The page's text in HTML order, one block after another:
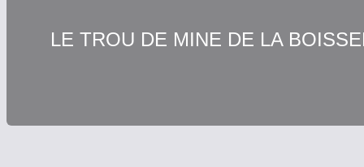
LE TROU DE MINE DE LA